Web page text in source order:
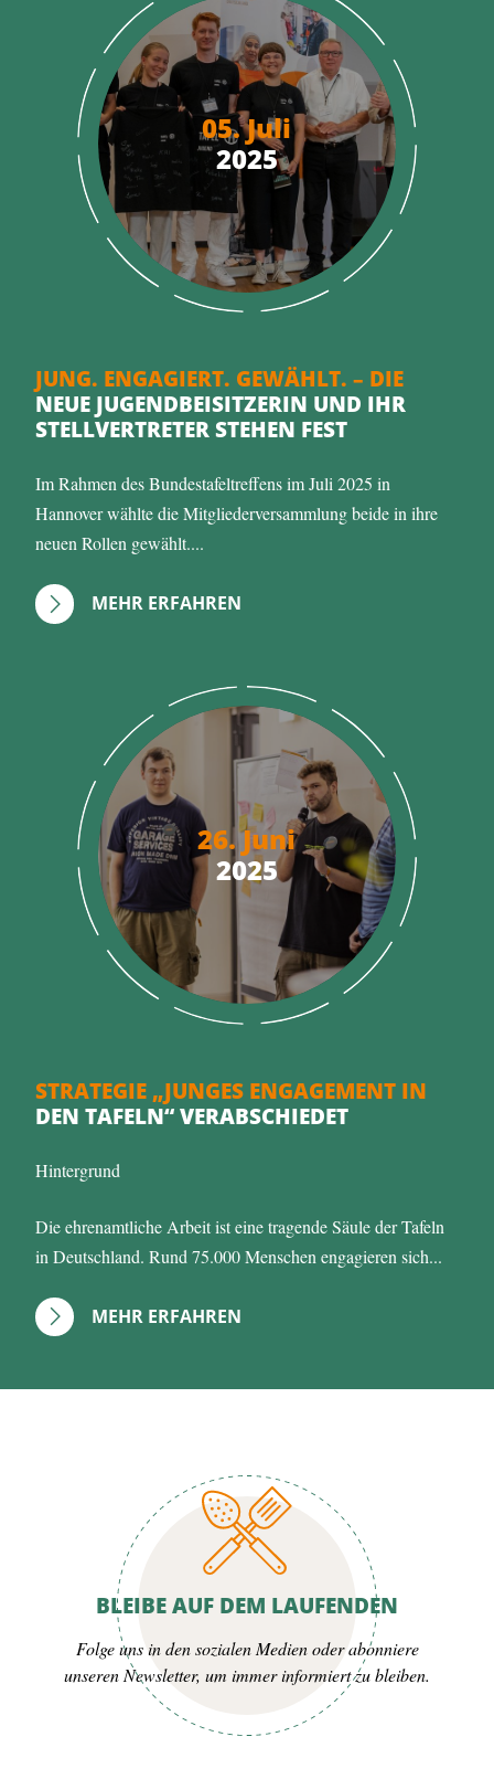
05. Juli
2025
JUNG. ENGAGIERT. GEWÄHLT. – DIE
NEUE JUGENDBEISITZERIN UND IHR
STELLVERTRETER STEHEN FEST
Im Rahmen des Bundestafeltreffens im Juli 2025 in
Hannover wählte die Mitgliederversammlung beide in ihre
neuen Rollen gewählt....
MEHR ERFAHREN
26. Juni
2025
STRATEGIE „JUNGES ENGAGEMENT IN
DEN TAFELN“ VERABSCHIEDET
Hintergrund
Die ehrenamtliche Arbeit ist eine tragende Säule der Tafeln
in Deutschland. Rund 75.000 Menschen engagieren sich...
MEHR ERFAHREN
BLEIBE AUF DEM LAUFENDEN
Folge uns in den sozialen Medien oder abonniere
unseren Newsletter, um immer informiert zu bleiben.